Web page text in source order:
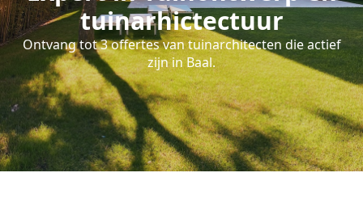
tuinarhictectuur
Ontvang tot 3 offertes van tuinarchitecten die actief
zijn in Baal.